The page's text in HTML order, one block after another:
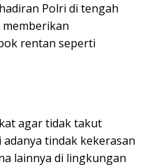
Polri di tengah
rentan seperti
agar tidak takut
tindak kekerasan
lainnya di lingkungan